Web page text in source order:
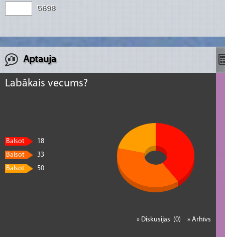
Aptauja
Labākais vecums?
Balsot
18
Balsot
33
Balsot
50
» Arhīvs
» Diskusijas (0)